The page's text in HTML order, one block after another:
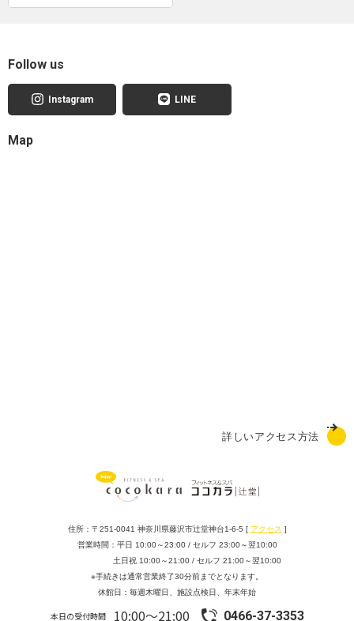
Follow us
Instagram LINE
Map
詳しいアクセス方法
住所：〒251-0041 神奈川県藤沢市辻堂神台1-6-5 [ アクセス ]
営業時間：平日 10:00～23:00 / セルフ 23:00～翌10:00
土日祝 10:00～21:00 / セルフ 21:00～翌10:00
※手続きは通常営業終了30分前までとなります。
休館日：毎週木曜日、施設点検日、年末年始
本日の受付時間 10:00～21:00 0466-37-3353